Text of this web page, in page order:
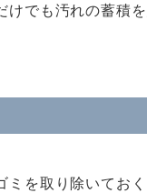
でも汚れの蓄積を
を取り除いてお